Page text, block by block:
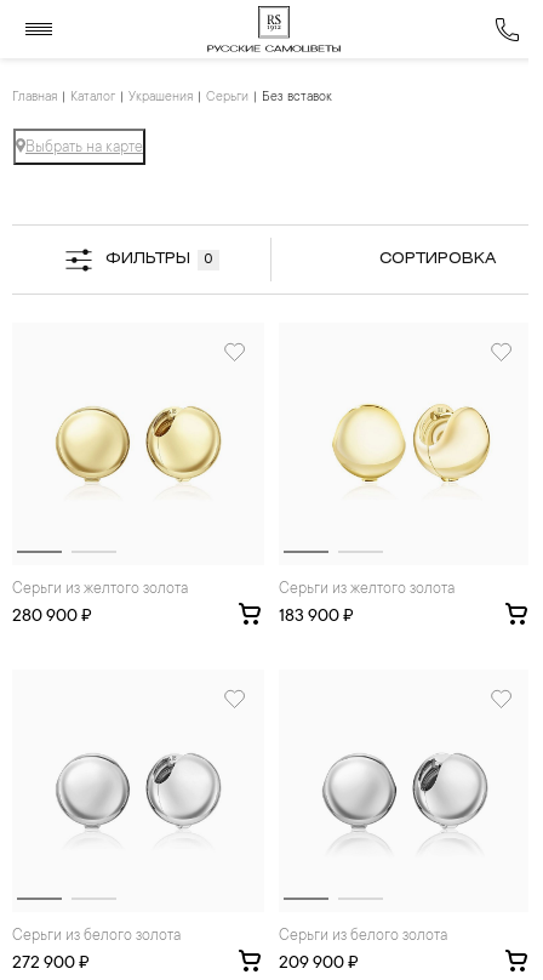
Главная Каталог Украшения Серьги Без вставок
Выбрать на карте
ФИЛЬТРЫ 0 СОРТИРОВКА
Серьги из желтого золота
280 900 ₽
Серьги из желтого золота
183 900 ₽
Серьги из белого золота
272 900 ₽
Серьги из белого золота
209 900 ₽